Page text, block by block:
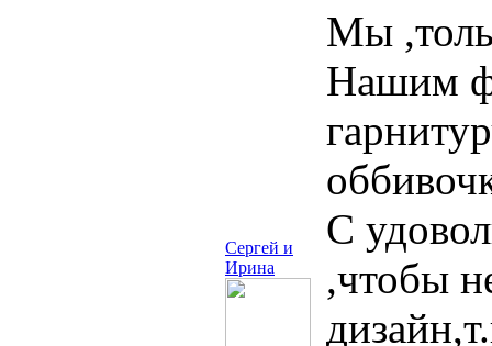
Сергей и
Ирина
Мы
Нашим
С
,чтобы